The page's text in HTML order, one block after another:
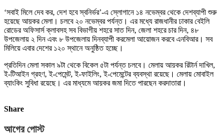
‘সবাই মিলে দেব কর, দেশ হবে স্বনির্ভর’-এ স্লোগানে ১৪ নভেম্বর থেকে দেশব্যাপী শুরু
হয়েছে আয়কর মেলা। চলবে ২০ নভেম্বর পর্যন্ত। এর মধ্যে রাজধানীর ঢাকার বেইলি
রোডের অফিসার্স ক্লাবসহ সব বিভাগীয় শহরে সাত দিন, জেলা শহরে চার দিন, ৪৮
উপজেলায় ২ দিন এবং ৮ উপজেলায় দিনব্যাপী করমেলা আয়োজন করবে এনবিআর। সব
মিলিয়ে এবার দেশের ১২০ স্থানে অনুষ্ঠিত হচ্ছে।
প্রতিদিন মেলা সকাল ৯টা থেকে বিকেল ৫টা পর্যন্ত চলবে। মেলায় আয়কর রিটার্ন দাখিল,
ই-টিআইন গ্রহণ, ই-পেমেন্ট, ই-ফাইলিং, ই-পেমেন্টের ব্যবস্থা রয়েছে। মেলায় মোবাইল
ব্যাংকিং সুবিধা রয়েছে। এর মাধ্যমে আয়কর জমা দিতে পারছেন করদাতারা।
Share
আগের পোস্ট